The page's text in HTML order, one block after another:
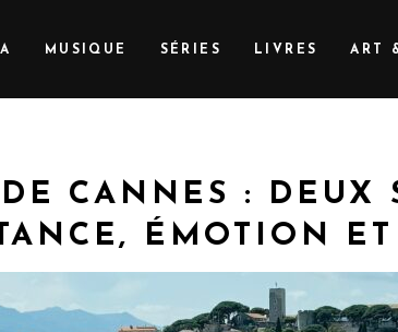
MUSIQUE SÉRIES LIVRES ART
CANNES : DEUX
ÉMOTION